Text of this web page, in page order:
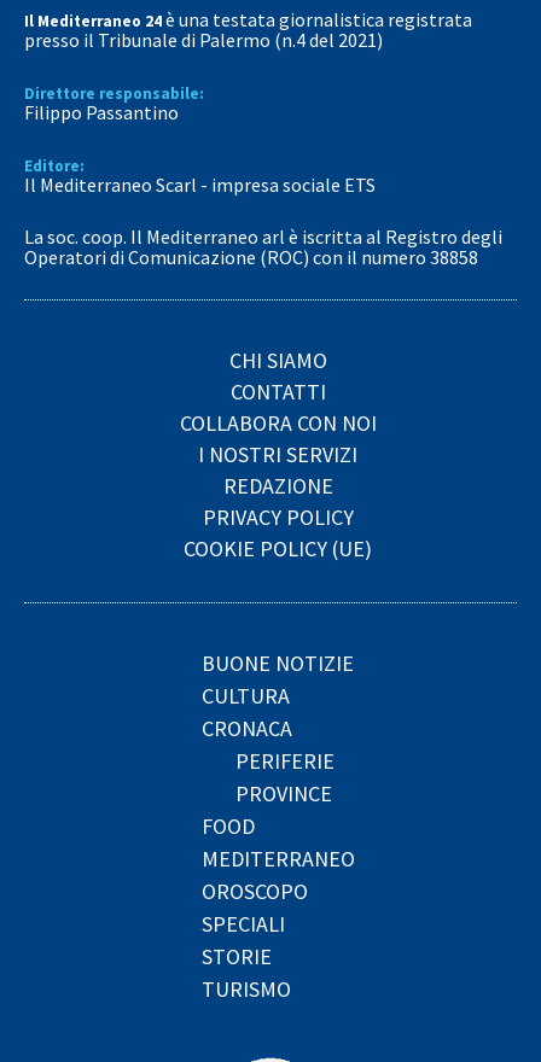
Il Mediterraneo 24è una testata giornalistica registrata
presso il Tribunale di Palermo (n.4 del 2021)
Direttore responsabile:
Filippo Passantino
Editore:
Il Mediterraneo Scarl - impresa sociale ETS
La soc. coop. Il Mediterraneo arl è iscritta al Registro degli
Operatori di Comunicazione (ROC) con il numero 38858
CHI SIAMO
CONTATTI
COLLABORA CON NOI
I NOSTRI SERVIZI
REDAZIONE
PRIVACY POLICY
COOKIE POLICY (UE)
BUONE NOTIZIE
CULTURA
CRONACA
PERIFERIE
PROVINCE
FOOD
MEDITERRANEO
OROSCOPO
SPECIALI
STORIE
TURISMO